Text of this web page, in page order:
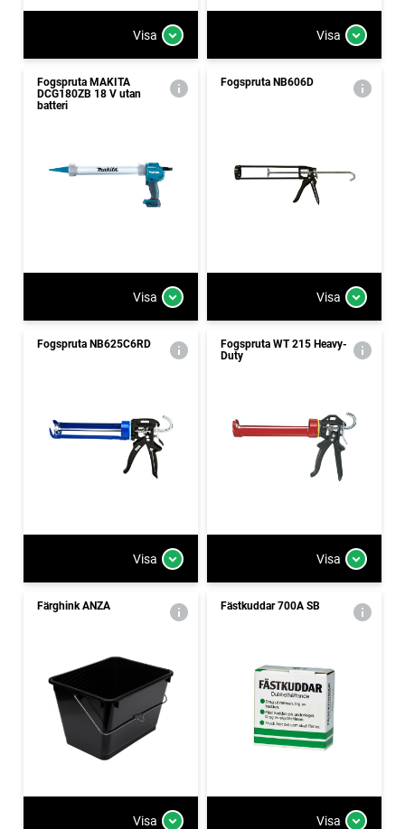
Visa Visa
Fogspruta MAKITA
DCG180ZB 18 V utan
batteri
Visa
Fogspruta NB606D
Visa
Fogspruta NB625C6RD
Visa
Fogspruta WT 215 Heavy-
Duty
Visa
Färghink ANZA
Visa
Fästkuddar 700A SB
Visa